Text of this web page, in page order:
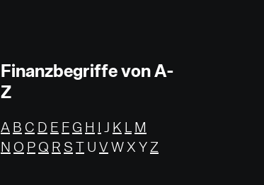
Finanzbegriffe von A-
Z
A B C D E F G H J K L M
N O P Q R S U V W X YZ